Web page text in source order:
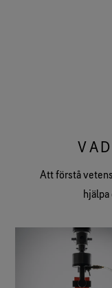
Att förstå